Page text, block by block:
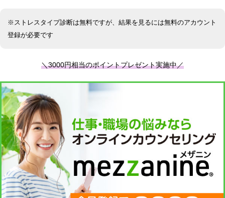
※ストレスタイプ診断は無料ですが、結果を見るには無料のアカウント
登録が必要です
＼3000円相当のポイントプレゼント実施中／